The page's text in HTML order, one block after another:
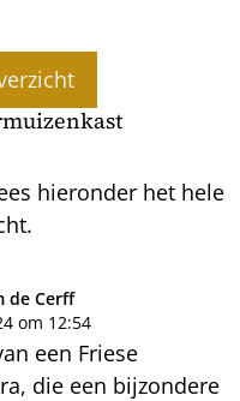
hieronder het hele
de Cerff
om 12:54
een Friese
die een bijzondere